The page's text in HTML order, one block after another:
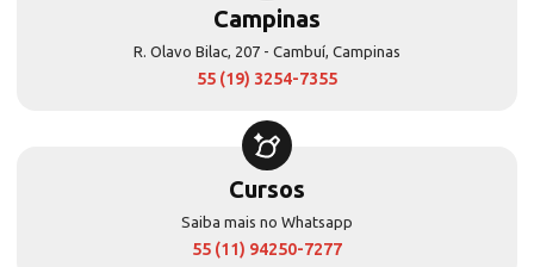
Campinas
R. Olavo Bilac, 207 - Cambuí, Campinas
55 (19) 3254-7355
Cursos
Saiba mais no Whatsapp
55 (11) 94250-7277